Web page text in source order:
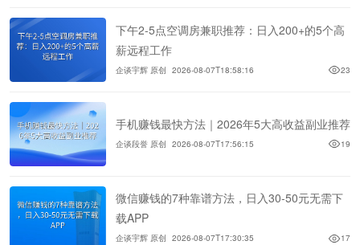
下午2-5点空调房兼职推荐：日入200+的5个高
薪远程工作
企谈宇辉 原创 2026-08-07T18:58:16 23
手机赚钱最快方法｜2026年5大高收益副业推荐
企谈段誉 原创 2026-08-07T17:56:15 19
微信赚钱的7种靠谱方法，日入30-50元无需下
载APP
企谈宇辉 原创 2026-08-07T17:30:35 17